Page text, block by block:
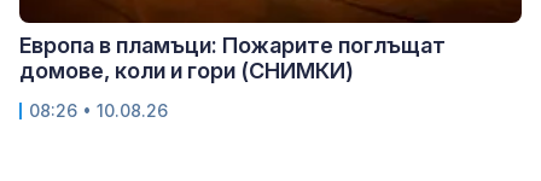
Европа в пламъци: Пожарите поглъщат
домове, коли и гори (СНИМКИ)
08:26 • 10.08.26